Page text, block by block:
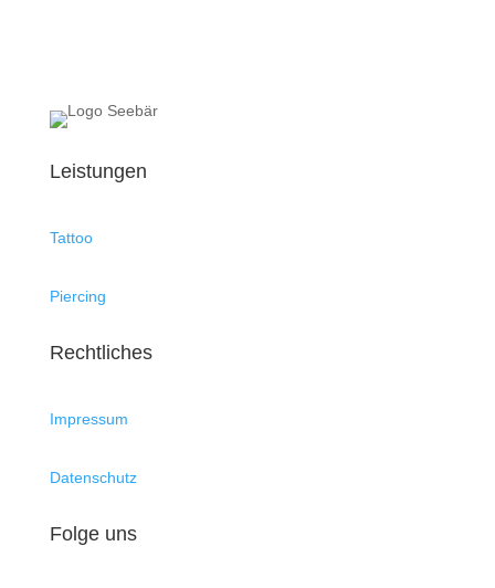
Leistungen
Tattoo
Piercing
Rechtliches
Impressum
Datenschutz
Folge uns